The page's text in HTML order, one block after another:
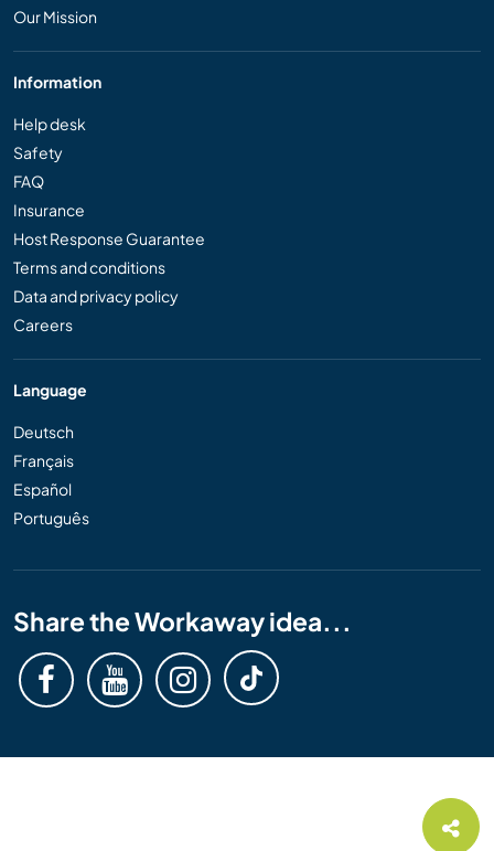
Our Mission
Information
Help desk
Safety
FAQ
Insurance
Host Response Guarantee
Terms and conditions
Data and privacy policy
Careers
Language
Deutsch
Français
Español
Português
Share the Workaway idea...